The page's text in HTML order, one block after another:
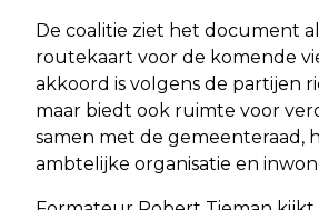
De coalitie ziet het document
routekaart voor de komende
akkoord is volgens de partijen
maar biedt ook ruimte voor
samen met de gemeenteraad,
ambtelijke organisatie en